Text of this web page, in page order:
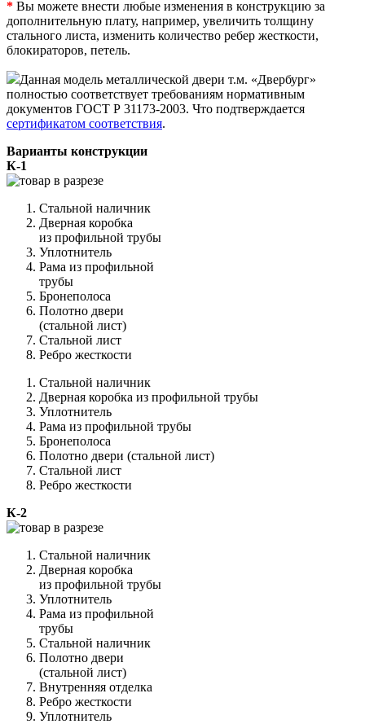
* Вы можете внести любые изменения в конструкцию за
дополнительную плату, например, увеличить толщину
стального листа, изменить количество ребер жесткости,
блокираторов, петель.
Данная модель металлической двери т.м. «Двербург»
полностью соответствует требованиям нормативным
документов ГОСТ Р 31173-2003. Что подтверждается
сертификатом соответствия.
Варианты конструкции
К-1
Стальной наличник
Дверная коробка
из профильной трубы
Уплотнитель
Рама из профильной
трубы
Бронеполоса
Полотно двери
(стальной лист)
Стальной лист
Ребро жесткости
Стальной наличник
Дверная коробка из профильной трубы
Уплотнитель
Рама из профильной трубы
Бронеполоса
Полотно двери (стальной лист)
Стальной лист
Ребро жесткости
К-2
Стальной наличник
Дверная коробка
из профильной трубы
Уплотнитель
Рама из профильной
трубы
Стальной наличник
Полотно двери
(стальной лист)
Внутренняя отделка
Ребро жесткости
Уплотнитель